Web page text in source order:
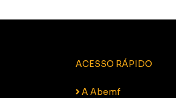
ACESSO RÁPIDO
A Abemf